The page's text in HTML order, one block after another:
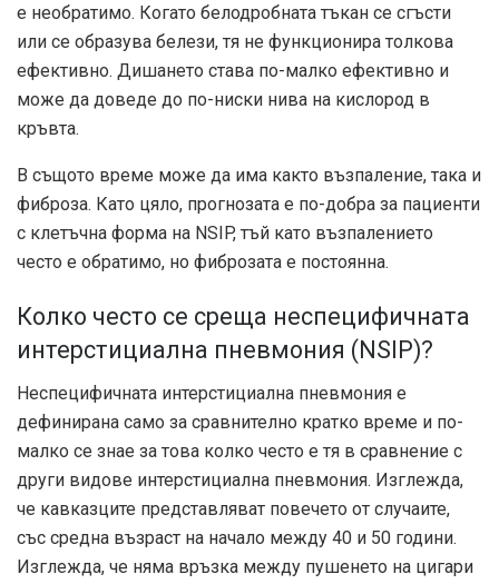
е необратимо. Когато белодробната тъкан се сгъсти
или се образува белези, тя не функционира толкова
ефективно. Дишането става по-малко ефективно и
може да доведе до по-ниски нива на кислород в
кръвта.
В същото време може да има както възпаление, така и
фиброза. Като цяло, прогнозата е по-добра за пациенти
с клетъчна форма на NSIP, тъй като възпалението
често е обратимо, но фиброзата е постоянна.
Колко често се среща неспецифичната
интерстициална пневмония (NSIP)?
Неспецифичната интерстициална пневмония е
дефинирана само за сравнително кратко време и по-
малко се знае за това колко често е тя в сравнение с
други видове интерстициална пневмония. Изглежда,
че кавказците представляват повечето от случаите,
със средна възраст на начало между 40 и 50 години.
Изглежда, че няма връзка между пушенето на цигари